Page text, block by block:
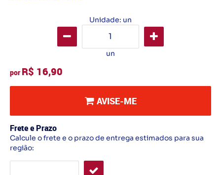
Unidade: un
un
por R$ 16,90
AVISE-ME
Frete e Prazo
Calcule o frete e o prazo de entrega estimados para sua
região: